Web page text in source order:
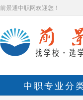
前景通中职网欢迎您！
中职专业分